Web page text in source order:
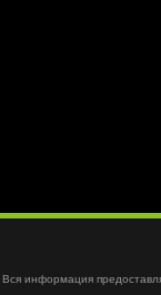
Вся информация